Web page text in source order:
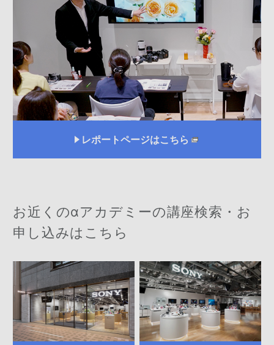
レポートページはこちら
お近くのαアカデミーの講座検索・お
申し込みはこちら